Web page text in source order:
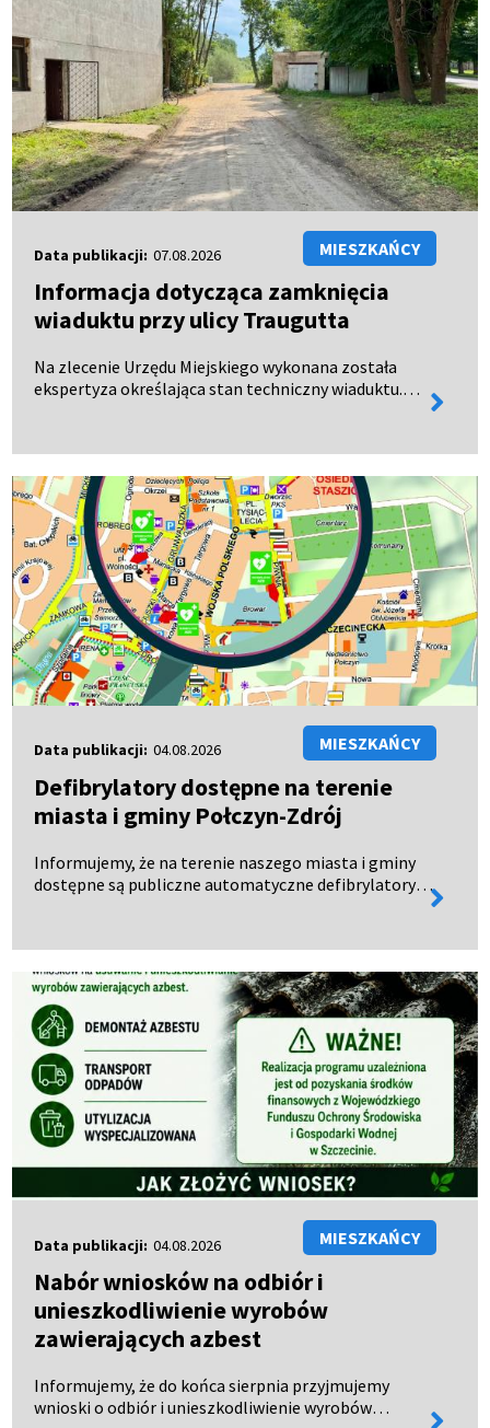
Data publikacji: 07.08.2026 MIESZKAŃCY
Informacja dotycząca zamknięcia
wiaduktu przy ulicy Traugutta
Na zlecenie Urzędu Miejskiego wykonana została
ekspertyza określająca stan techniczny wiaduktu.
kolejow…
więcej
Data publikacji: 04.08.2026 MIESZKAŃCY
Defibrylatory dostępne na terenie
miasta i gminy Połczyn-Zdrój
Informujemy, że na terenie naszego miasta i gminy
dostępne są publiczne automatyczne defibrylatory
uratow…
więcej
Data publikacji: 04.08.2026 MIESZKAŃCY
Nabór wniosków na odbiór i
unieszkodliwienie wyrobów
zawierających azbest
Informujemy, że do końca sierpnia przyjmujemy
wnioski o odbiór i unieszkodliwienie wyrobów
więcej